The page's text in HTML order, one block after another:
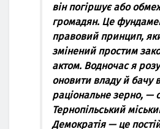
він погіршує або
громадян. Це
правовий принцип,
змінений простим
актом. Водночас я
оновити владу й бачу
раціональне зерно, —
Тернопільський
Демократія — це